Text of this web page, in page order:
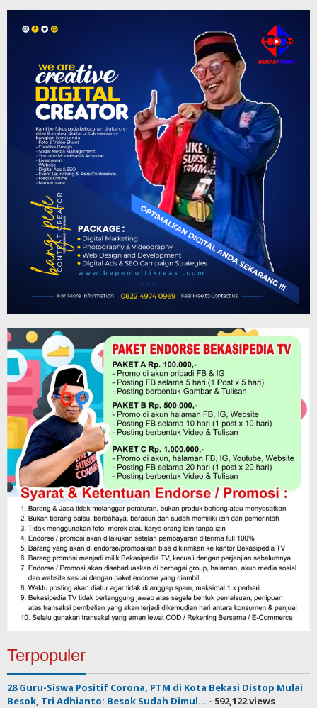
Terpopuler
28 Guru-Siswa Positif Corona, PTM di Kota Bekasi Distop Mulai
Besok, Tri Adhianto: Besok Sudah Dimul... - 592,122 views